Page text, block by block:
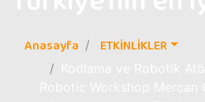
Anasayfa ETKİNLİKLER